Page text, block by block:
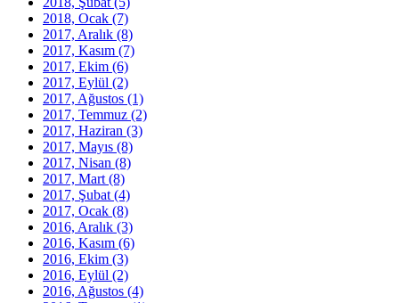
2018, Ocak (7)
2017, Aralık (8)
2017, Kasım (7)
2017, Ekim (6)
2017, Eylül (2)
2017, Ağustos (1)
2017, Temmuz (2)
2017, Haziran (3)
2017, Mayıs (8)
2017, Nisan (8)
2017, Mart (8)
2017, Şubat (4)
2017, Ocak (8)
2016, Aralık (3)
2016, Kasım (6)
2016, Ekim (3)
2016, Eylül (2)
2016, Ağustos (4)